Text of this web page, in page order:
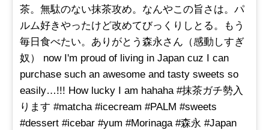
茶。無駄のない抹茶攻め。なんやこの旨さは。パ
ルム好きやったけど改めてびっくりしとる。もう
毎日食べたい。ありがとう森永さん（感動しすぎ
奴） now I'm proud of living in Japan cuz I can
purchase such an awesome and tasty sweets so
easily…!!! How lucky I am hahaha #抹茶ガチ勢入
ります #matcha #icecream #PALM #sweets
#dessert #icebar #yum #Morinaga #森永 #Japan